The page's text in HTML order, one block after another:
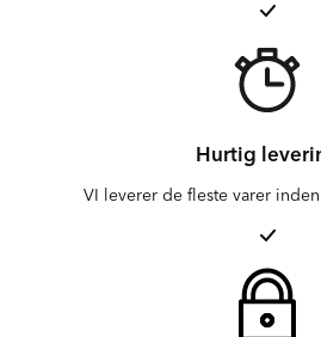
Hurtig
VI leverer de fleste varer